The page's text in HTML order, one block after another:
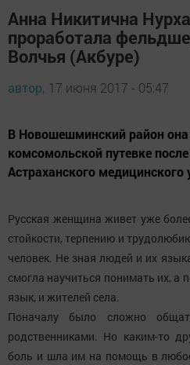
Анна Никитична
проработала
Волчья (Акбуре)
автор, 17 июня 2017 - 05:47
В Новошешминский район она
комсомольской путевке
Астраханского
Русская женщина живет уже
стойкости, терпению и
человек. Не зная людей и их
смогла научиться понимать их, а
язык, и жителей села.
Поначалу было сложно
родственниками. Но каким-то
боль и шла им на помощь в